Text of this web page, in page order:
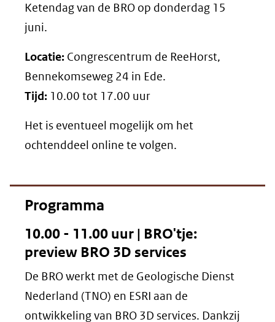
Ketendag van de BRO op donderdag 15
juni.
Locatie: Congrescentrum de ReeHorst,
Bennekomseweg 24 in Ede.
Tijd: 10.00 tot 17.00 uur
Het is eventueel mogelijk om het
ochtenddeel online te volgen.
Programma
10.00 - 11.00 uur | BRO'tje:
preview BRO 3D services
De BRO werkt met de Geologische Dienst
Nederland (TNO) en ESRI aan de
ontwikkeling van BRO 3D services. Dankzij